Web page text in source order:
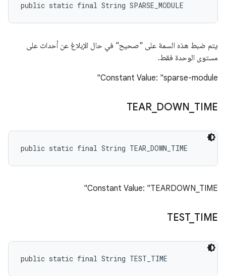
public static final String SPARSE_MODULE
يتم ضبط هذه السمة على "صحيح" في حال الإبلاغ عن أحداث على
مستوى الوحدة فقط.
Constant Value: "sparse-module"
TEAR_ DOWN TIME
public static final String TEAR_DOWN_TIME
Constant Value: "TEARDOWN_TIME"
TEST_ TIME
public static final String TEST_TIME